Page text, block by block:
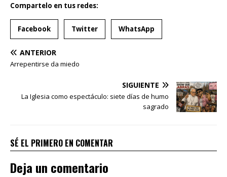
Compartelo en tus redes:
Facebook Twitter WhatsApp
ANTERIOR
Arrepentirse da miedo
SIGUIENTE
La Iglesia como espectáculo: siete días de humo
sagrado
SÉ EL PRIMERO EN COMENTAR
Deja un comentario